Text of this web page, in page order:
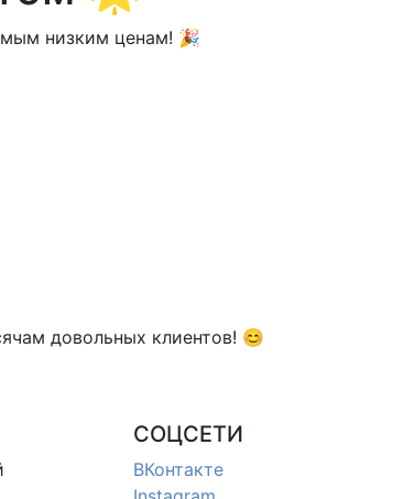
низким ценам! 🎉
довольных клиентов! 😊
СОЦСЕТИ
ВКонтакте